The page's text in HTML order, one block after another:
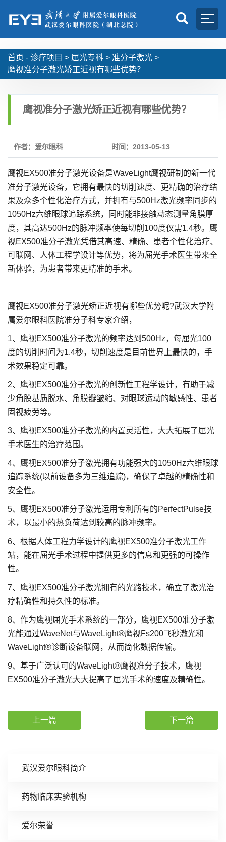
首页 - 诊疗项目 > 屈光专科 > 准分子激光 >
鹰视准分子激光矫正近视有哪些优势？
武汉爱尔眼科简介
药物临床实验机构
爱尔荣誉
鹰视准分子激光矫正近视有哪些优势？
作者：爱尔眼科 时间：2013-05-13
鹰视EX500准分子激光设备是WaveLight鹰视研制的新一代
准分子激光设备，它拥有最快的切削速度、更精确的治疗结
果及众多个性化治疗方式，并拥有与500Hz激光频率同步的
1050Hz六维眼球追踪系统，同时能非接触动态测量角膜厚
度，其高达500Hz的脉冲频率使每切削100度仅需1.4秒。鹰
视EX500准分子激光凭借其高速、精确、患者个性化治疗、
可联网、人体工程学设计等优势，将为屈光手术医生带来全
新体验，为患者带来更精准的手术。
鹰视EX500准分子激光矫正近视有哪些优势呢?武汉大学附
属爱尔眼科医院准分子科专家介绍，
1、鹰视EX500准分子激光的频率达到500Hz，每屈光100
度的切削时间为1.4秒，切削速度是目前世界上最快的，手
术效果稳定可靠。
2、鹰视EX500准分子激光的创新性工程学设计，有助于减
少角膜基质脱水、角膜瓣皱缩、对眼球运动的敏感性、患者
固视疲劳等。
3、鹰视EX500准分子激光的内置灵活性，大大拓展了屈光
手术医生的治疗范围。
4、鹰视EX500准分子激光拥有功能强大的1050Hz六维眼球
追踪系统(以前设备多为三维追踪)，确保了卓越的精确性和
安全性。
5、鹰视EX500准分子激光运用专利所有的PerfectPulse技
术，以最小的热负荷达到较高的脉冲频率。
6、根据人体工程力学设计的鹰视EX500准分子激光工作
站，能在屈光手术过程中提供更多的信息和更强的可操作
性。
7、鹰视EX500准分子激光拥有的光路技术，确立了激光治
疗精确性和持久性的标准。
8、作为鹰视屈光手术系统的一部分，鹰视EX500准分子激
光能通过WaveNet与WaveLight®鹰视Fs200飞秒激光和
WaveLight®诊断设备联网，从而简化数据传输。
9、基于广泛认可的WaveLight®鹰视准分子技术，鹰视
EX500准分子激光大大提高了屈光手术的速度及精确性。
上一篇 下一篇